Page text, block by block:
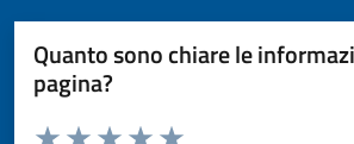
Quanto sono chiare le
pagina?
Valuta da 1 a 5 stelle la pagina